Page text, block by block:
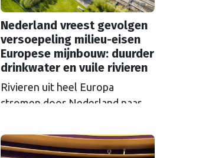
Nederland vreest gevolgen
versoepeling milieu-eisen
Europese mijnbouw: duurder
drinkwater en vuile rivieren
Rivieren uit heel Europa
stromen door Nederland naar
Als Brussel de milieu-eisen voor
mijnbouwbedrijven versoepelt,